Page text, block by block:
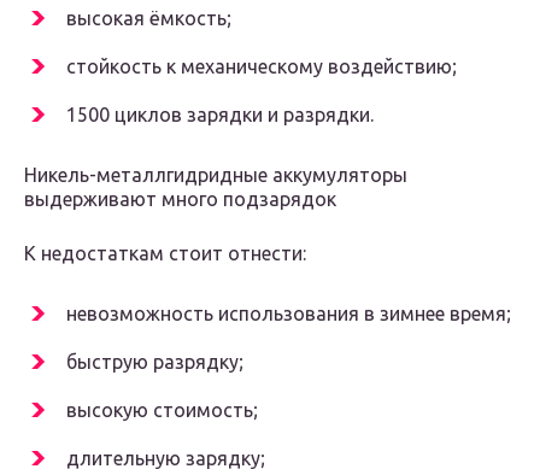
высокая ёмкость;
стойкость к механическому воздействию;
1500 циклов зарядки и разрядки.
Никель-металлгидридные аккумуляторы
выдерживают много подзарядок
К недостаткам стоит отнести:
невозможность использования в зимнее время;
быструю разрядку;
высокую стоимость;
длительную зарядку;